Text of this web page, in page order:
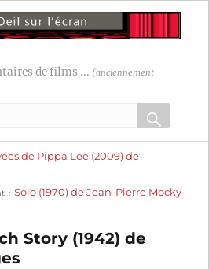
de films ... (anciennement
OK
: de Pippa Lee (2009) de
suivante :
Solo (1970) de Jean-Pierre Mocky
Story (1942) de